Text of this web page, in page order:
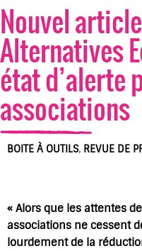
Nouvel
Alternatives
état d’alerte
associations
BOITE À OUTILS, REVUE DE
« Alors que les attentes
associations ne cessent
lourdement de la